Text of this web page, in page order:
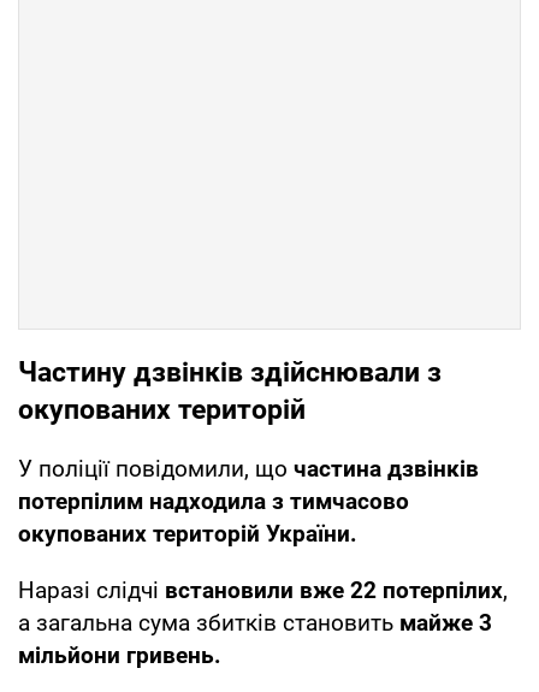
Частину дзвінків здійснювали з
окупованих територій
У поліції повідомили, що частина дзвінків
потерпілим надходила з тимчасово
окупованих територій України.
Наразі слідчі встановили вже 22 потерпілих,
а загальна сума збитків становить майже 3
мільйони гривень.